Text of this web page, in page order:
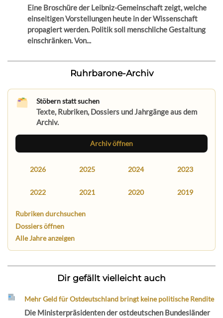
Eine Broschüre der Leibniz-Gemeinschaft zeigt, welche
einseitigen Vorstellungen heute in der Wissenschaft
propagiert werden. Politik soll menschliche Gestaltung
einschränken. Von...
Ruhrbarone-Archiv
Stöbern statt suchen
Texte, Rubriken, Dossiers und Jahrgänge aus dem
Archiv.
Archiv öffnen
2026 2025 2024 2023
2022 2021 2020 2019
Rubriken durchsuchen
Dossiers öffnen
Alle Jahre anzeigen
Dir gefällt vielleicht auch
Mehr Geld für Ostdeutschland bringt keine politische Rendite
Die Ministerpräsidenten der ostdeutschen Bundesländer